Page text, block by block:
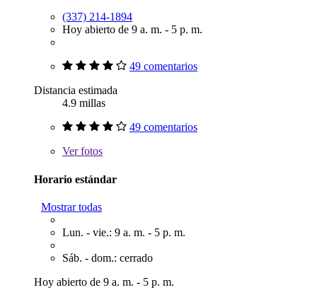
(337) 214-1894
Hoy abierto de 9 a. m. - 5 p. m.
49 comentarios
Distancia estimada
4.9 millas
49 comentarios
Verfotos
Horario estándar
Mostrar todas
Lun. - vie.: 9 a. m. - 5 p. m.
Sáb. - dom.: cerrado
Hoy abierto de 9 a. m. - 5 p. m.